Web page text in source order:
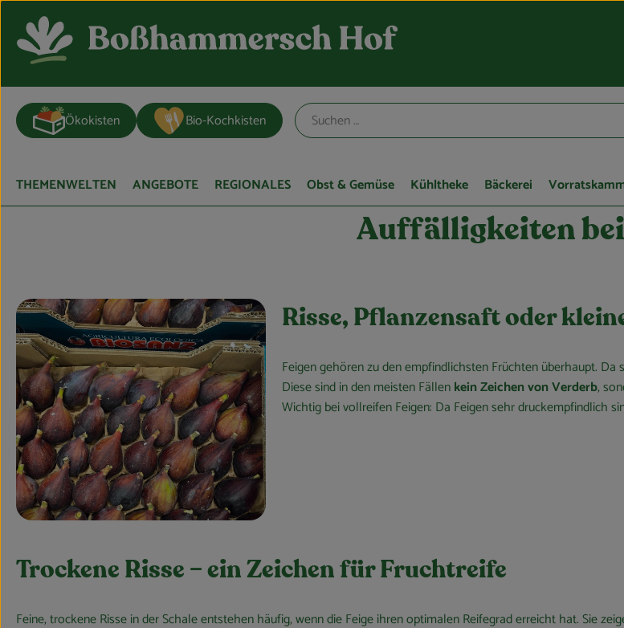
Ökokisten Bio-Kochkisten
THEMENWELTEN ANGEBOTE REGIONALES Obst & Gemüse Kühltheke Bäckerei
Auffälligkeiten bei
Risse, Pflanzensaft oder
Feigen gehören zu den empfindlichsten Früchten überhaupt.
Diese sind in den meisten Fällenkein Zeichen von Verderb,
Wichtig bei vollreifen Feigen: Da Feigen sehr druckempfindlich
Trockene Risse – ein Zeichen für Fruchtreife
Feine, trockene Risse in der Schale entstehen häufig, wenn die Feige ihren optimalen Reifegrad erreicht hat. Sie